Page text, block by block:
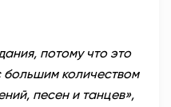
потому что это
большим количеством
песен и танцев»,